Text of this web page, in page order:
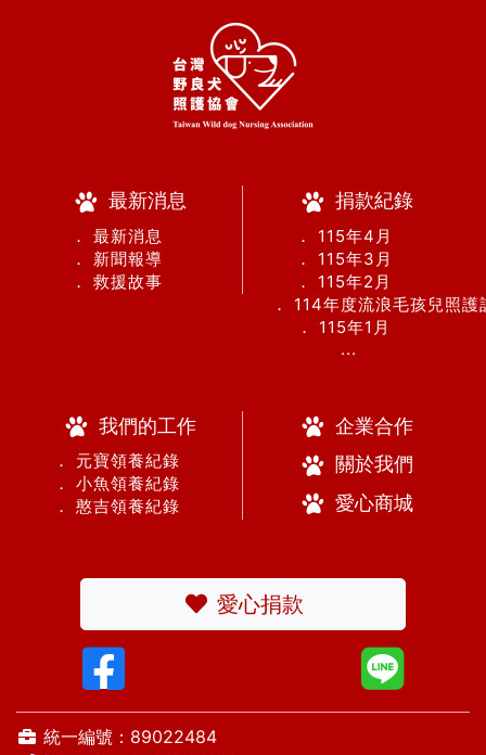
最新消息
． 最新消息
． 新聞報導
． 救援故事
捐款紀錄
． 115年4月
． 115年3月
． 115年2月
． 114年度流浪毛孩兒照
． 115年1月
...
我們的工作
． 元寶領養紀錄
． 小魚領養紀錄
． 憨吉領養紀錄
企業合作
關於我們
愛心商城
愛心捐款
統一編號：89022484